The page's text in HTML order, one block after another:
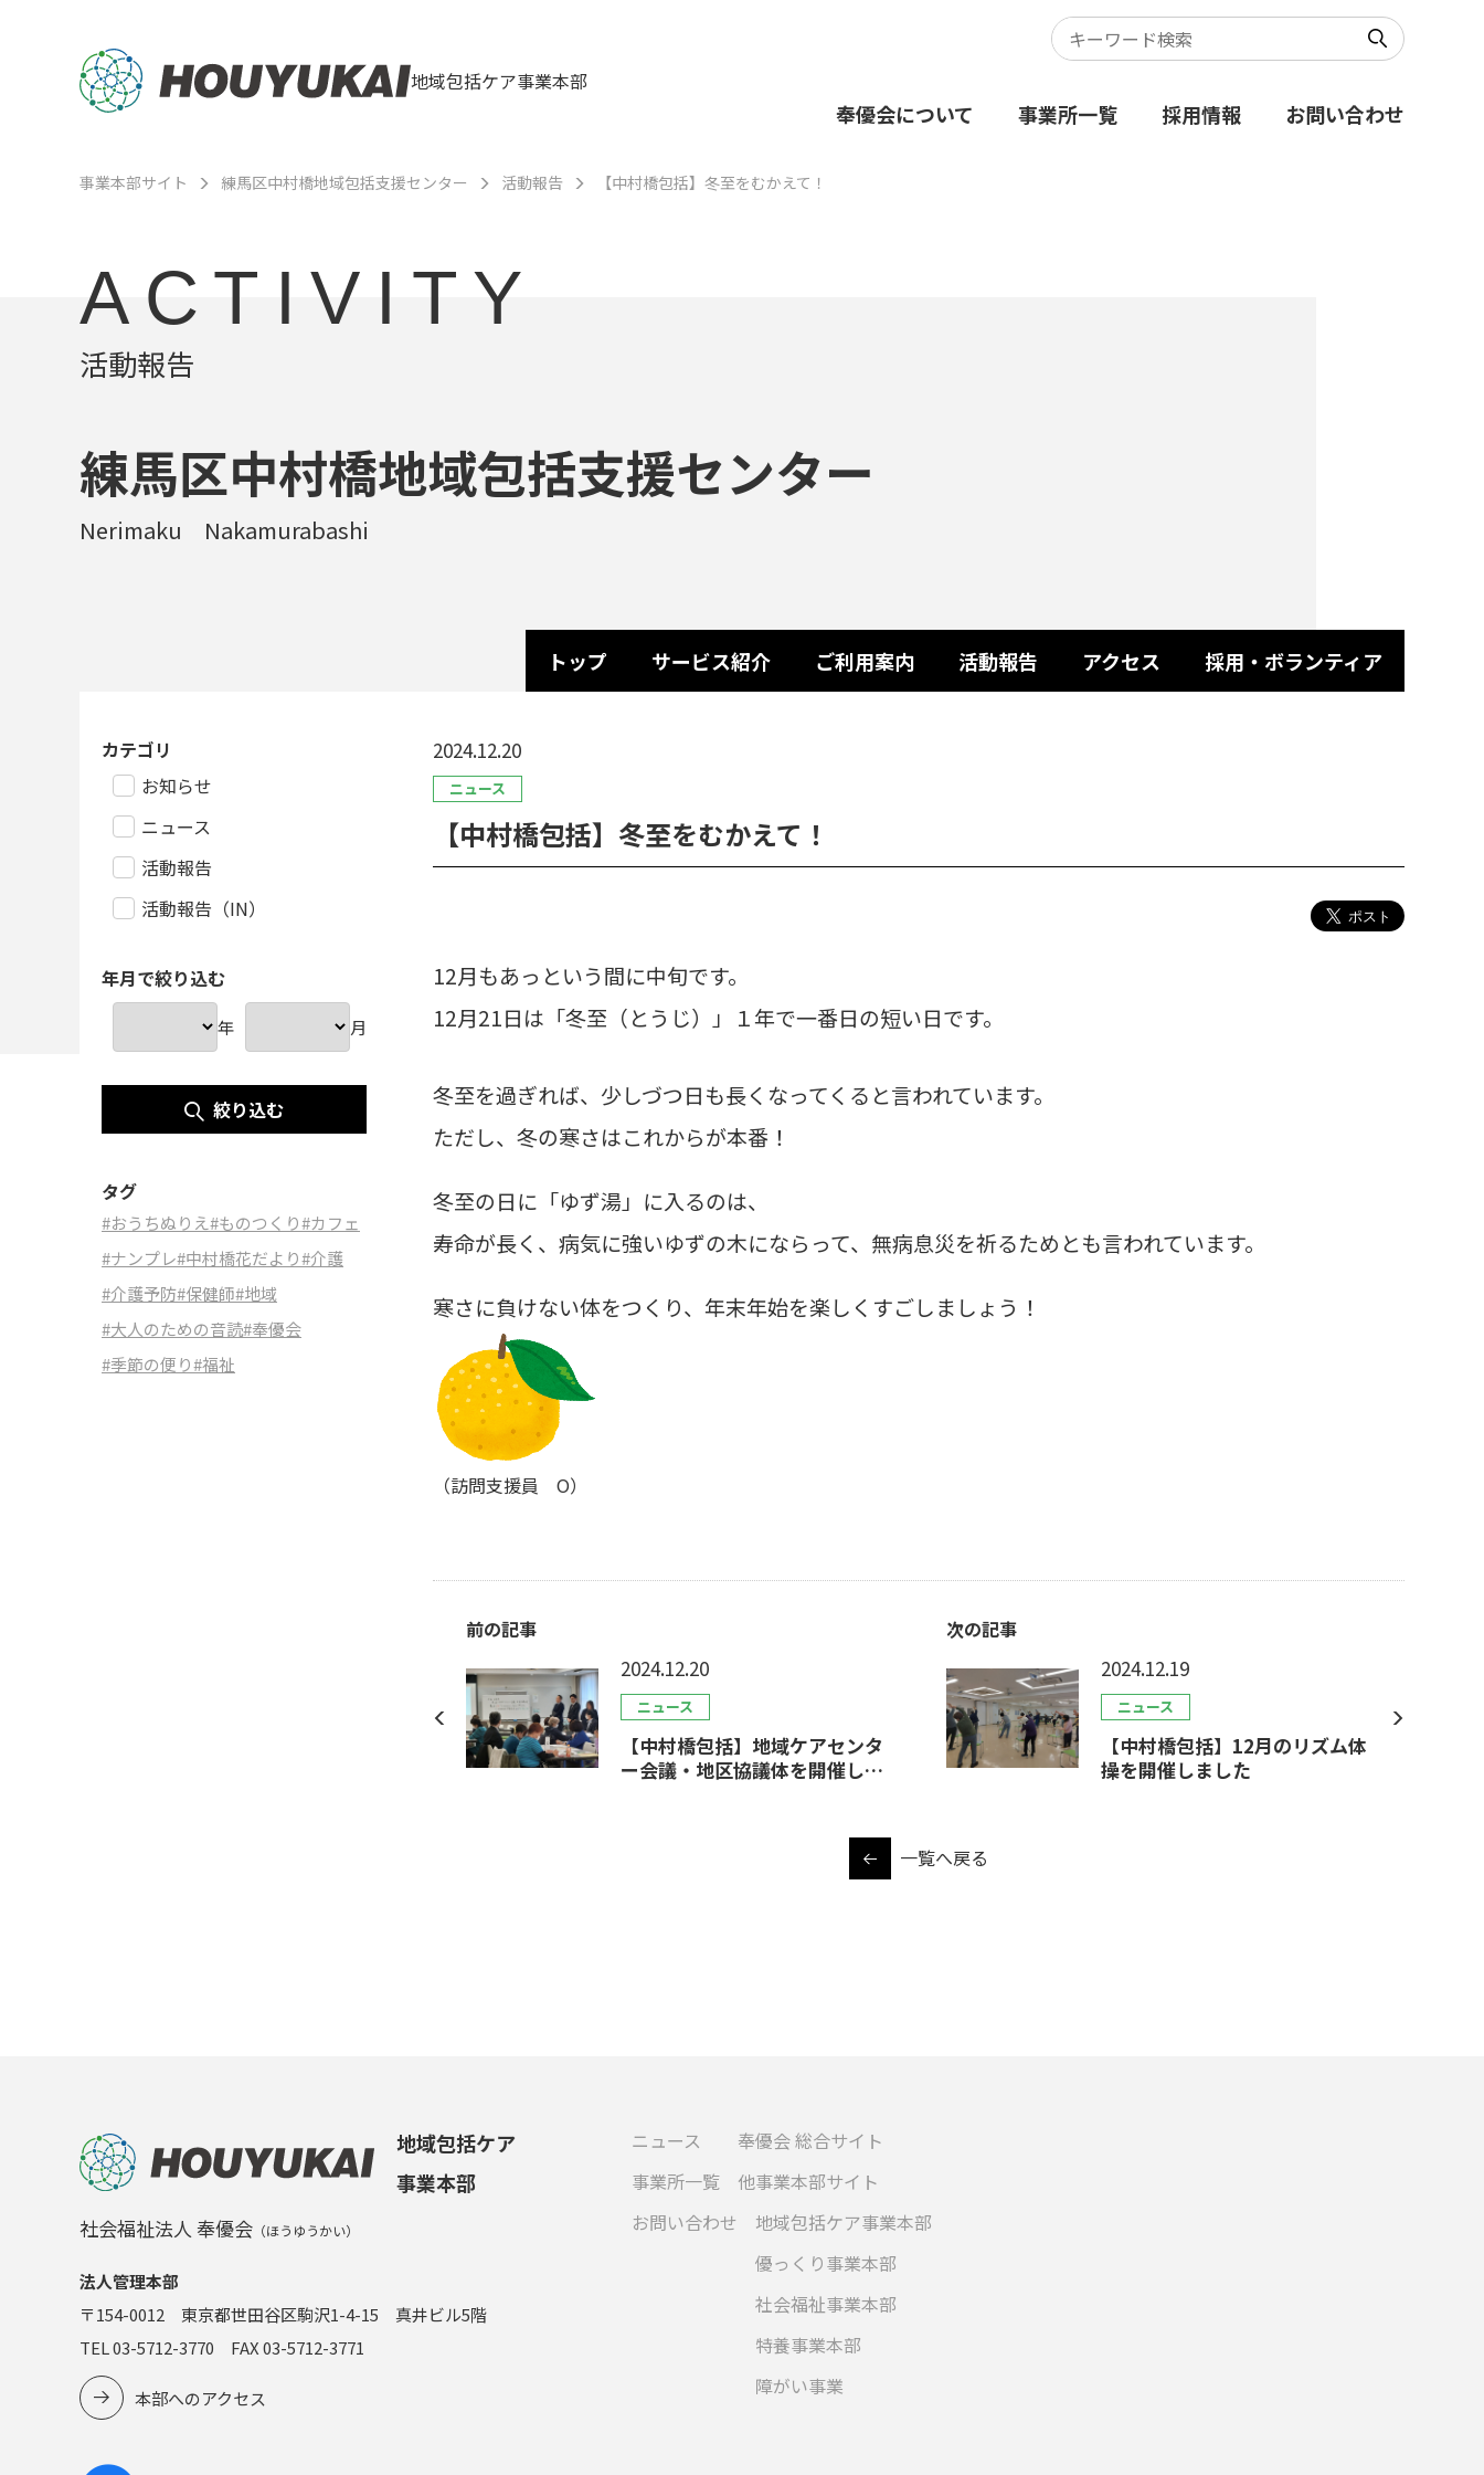
地域包括ケア事業本部
奉優会について 事業所一覧 採用情報 お問い合わせ
事業本部サイト 練馬区中村橋地域包括支援センター 活動報告 【中村橋包括】冬至をむかえて！
ACTIVITY
活動報告
練馬区中村橋地域包括支援センター
Nerimaku Nakamurabashi
トップ サービス紹介 ご利用案内 活動報告 アクセス 採用・ボランティア
2024.12.20
ニュース
【中村橋包括】冬至をむかえて！
12月もあっという間に中旬です。
12月21日は「冬至（とうじ）」１年で一番日の短い日です。
冬至を過ぎれば、少しづつ日も長くなってくると言われています。
ただし、冬の寒さはこれからが本番！
冬至の日に「ゆず湯」に入るのは、
寿命が長く、病気に強いゆずの木にならって、 無病息災を祈るためとも言われています。
寒さに負けない体をつくり、年末年始を楽しくすごしましょう！
（訪問支援員 O）
前の記事
2024.12.20
ニュース
【中村橋包括】地域ケアセンタ
ー会議・地区協議体を開催しま
次の記事
2024.12.19
ニュース
【中村橋包括】12月のリズム体
操を開催しました
一覧へ戻る
カテゴリ
お知らせ
ニュース
活動報告
活動報告（IN）
年月で絞り込む
年 月
絞り込む
タグ
#おうちぬりえ#ものつくり#カフェ
#ナンプレ#中村橋花だより#介護
#介護予防#保健師#地域
#大人のための音読#奉優会
#季節の便り#福祉
地域包括ケア
事業本部
社会福祉法人 奉優会 （ほうゆうかい）
法人管理本部
〒154-0012 東京都世田谷区駒沢1-4-15 真井ビル5階
TEL 03-5712-3770 FAX 03-5712-3771
本部へのアクセス
ニュース
事業所一覧
お問い合わせ
奉優会 総合サイト
他事業本部サイト
地域包括ケア事業本部
優っくり事業本部
社会福祉事業本部
特養事業本部
障がい事業